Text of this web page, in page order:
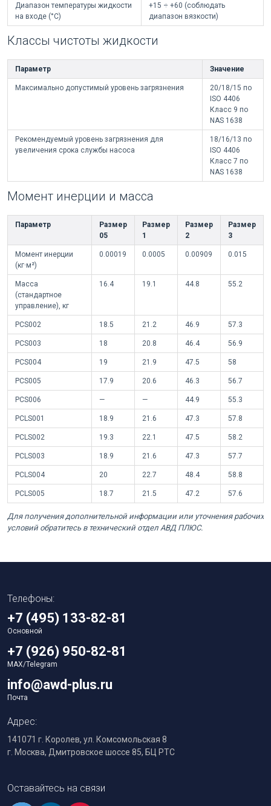
Диапазон температуры жидкости
на входе (°C)
+15 ÷ +60 (соблюдать
диапазон вязкости)
Классы чистоты жидкости
Параметр Значение
Максимально допустимый уровень загрязнения
20/18/15 по
ISO 4406
Класс 9 по
NAS 1638
Рекомендуемый уровень загрязнения для
увеличения срока службы насоса
18/16/13 по
ISO 4406
Класс 7 по
NAS 1638
Момент инерции и масса
Параметр
Размер
05
Размер
1
Размер
2
Размер
3
Момент инерции
(кг·м²)
0.00019 0.0005 0.00909 0.015
Масса
(стандартное
управление), кг
16.4 19.1 44.8 55.2
PCS002 18.5 21.2 46.9 57.3
PCS003 18 20.8 46.4 56.9
PCS004 19 21.9 47.5 58
PCS005 17.9 20.6 46.3 56.7
PCS006 — — 44.9 55.3
PCLS001 18.9 21.6 47.3 57.8
PCLS002 19.3 22.1 47.5 58.2
PCLS003 18.9 21.6 47.3 57.7
PCLS004 20 22.7 48.4 58.8
PCLS005 18.7 21.5 47.2 57.6
Для получения дополнительной информации или уточнения рабочих
условий обратитесь в технический отдел АВД ПЛЮС.
Телефоны:
+7 (495) 133-82-81
Основной
+7 (926) 950-82-81
MAX/Telegram
info@awd-plus.ru
Почта
Адрес:
141071 г. Королев, ул. Комсомольская 8
г. Москва, Дмитровское шоссе 85, БЦ РТС
Оставайтесь на связи